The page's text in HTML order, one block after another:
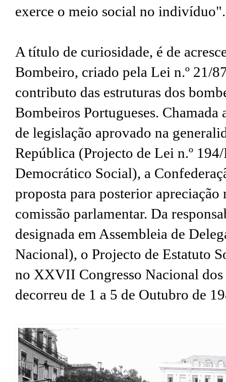
exerce o meio social no indivíduo".
A título de curiosidade, é de
Bombeiro, criado pela Lei n.º 21/
contributo das estruturas dos
Bombeiros Portugueses.
de legislação aprovado na
República (Projecto de Lei n.º
Democrático Social), a
proposta para posterior
comissão parlamentar. Da
designada em Assembleia de
Nacional), o Projecto de Estatuto
no XXVII Congresso Nacional dos
decorreu de 1 a 5 de Outubro de